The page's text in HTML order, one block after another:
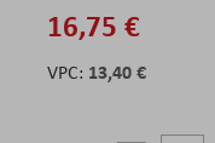
16,75 €
13,40 €